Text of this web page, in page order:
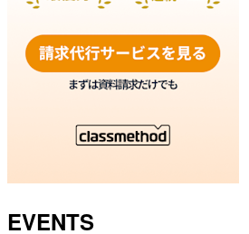
EVENTS